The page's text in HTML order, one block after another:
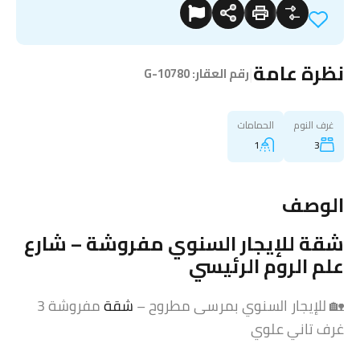
نظرة عامة رقم العقار:G-10780
غرف النوم
3
الحمامات
1
الوصف
شقةللإيجار السنوي مفروشة – شارع
علم الروم الرئيسي
🏡 للإيجار السنوي بمرسى مطروح –شقة
مفروشة 3
غرف تاني علوي